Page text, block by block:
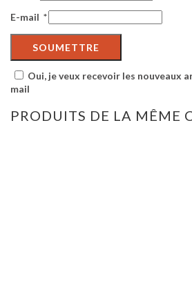
E-mail *
Oui, je veux recevoir les nouveaux
mail
PRODUITS DE LA MÊME